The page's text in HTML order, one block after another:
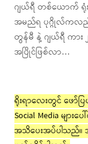
ဂျယ်ရီ တစ်ယောက် ရုံ
အမည်ရ ပုဂ္ဂိုလ်ကလည်
တွန်မီ နဲ့ ဂျယ်ရီ ကား
အပြိုင်ဖြစ်လာ…
ရိုးရာလေးတွင် ဖော်ပ
Social Media မျာ
အသိပေးအပ်ပါသည်